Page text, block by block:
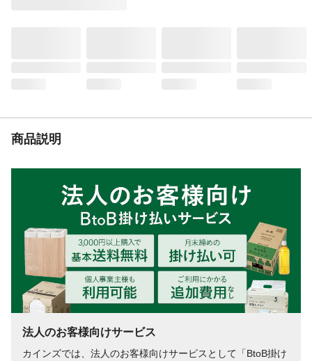
とをおすすめします。●愛猫1匹の場合、約
2~3週間の使用で吸収力が低下してきますの
で交換してください。ただし、使用する環
境(湿度、愛猫の数、体調など)により使用期
間が異なります。
処分方法
●水に溶けないので、絶対にトイレには流さ
ないでください。●破棄する際は各自治体の
定める方法に従って処理してください。
商品説明
法人のお客様向けサービス
カインズでは、法人のお客様向けサービスとして「BtoB掛け